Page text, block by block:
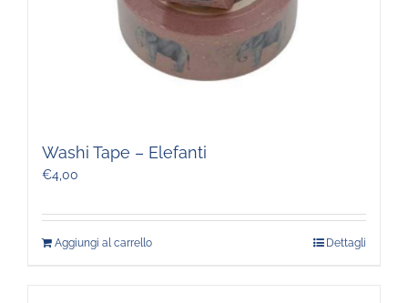
Washi Tape – Elefanti
€4,00
Aggiungi al carrello Dettagli